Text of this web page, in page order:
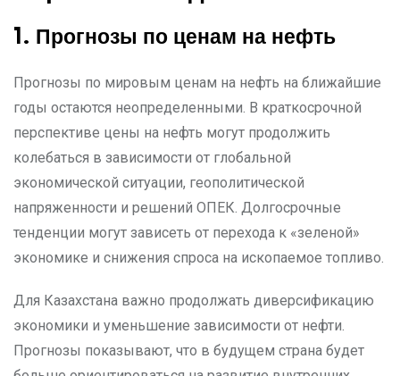
1. Прогнозы по ценам на нефть
Прогнозы по мировым ценам на нефть на ближайшие
годы остаются неопределенными. В краткосрочной
перспективе цены на нефть могут продолжить
колебаться в зависимости от глобальной
экономической ситуации, геополитической
напряженности и решений ОПЕК. Долгосрочные
тенденции могут зависеть от перехода к «зеленой»
экономике и снижения спроса на ископаемое топливо.
Для Казахстана важно продолжать диверсификацию
экономики и уменьшение зависимости от нефти.
Прогнозы показывают, что в будущем страна будет